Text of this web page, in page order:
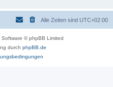
Alle Zeiten sind UTC+02:00
Software © phpBB Limited
durch phpBB.de